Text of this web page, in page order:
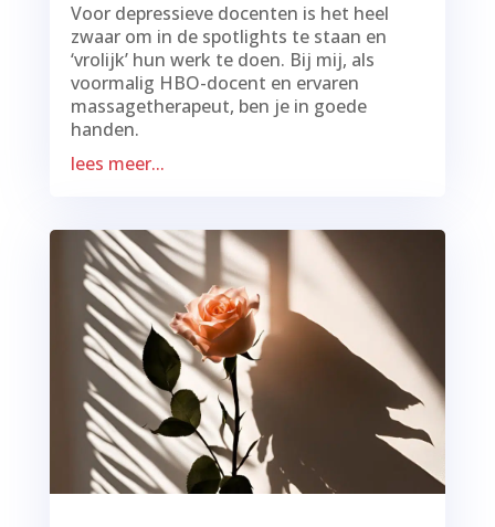
Voor depressieve docenten is het heel
zwaar om in de spotlights te staan en
‘vrolijk’ hun werk te doen. Bij mij, als
voormalig HBO-docent en ervaren
massagetherapeut, ben je in goede
handen.
lees meer...